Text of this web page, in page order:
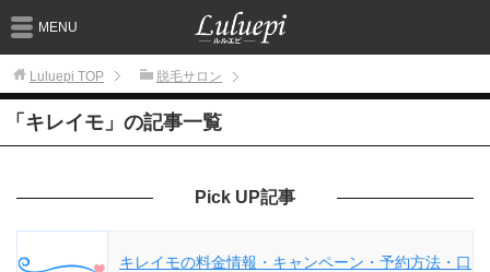
MENU
Luluepi TOP 脱毛サロン
「キレイモ」の記事一覧
Pick UP記事
キレイモの料金情報・キャンペーン・予約方法・口